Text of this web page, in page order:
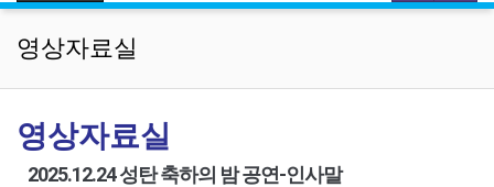
영상자료실
영상자료실
2025.12.24 성탄 축하의 밤 공연-인사말